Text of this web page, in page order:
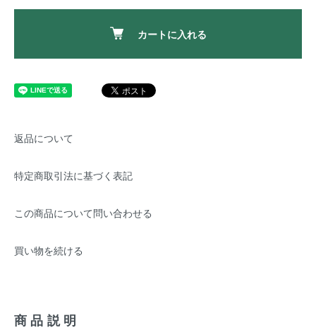
カートに入れる
返品について
特定商取引法に基づく表記
この商品について問い合わせる
買い物を続ける
商品説明